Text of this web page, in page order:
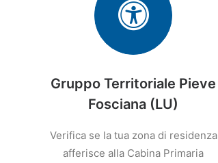
Gruppo Territoriale Pieve
Fosciana (LU)
Verifica se la tua zona di residenza
afferisce alla Cabina Primaria